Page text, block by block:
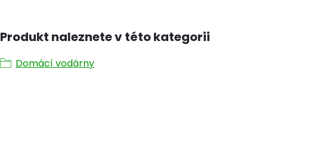
Produkt naleznete v této kategorii
Domácí vodárny